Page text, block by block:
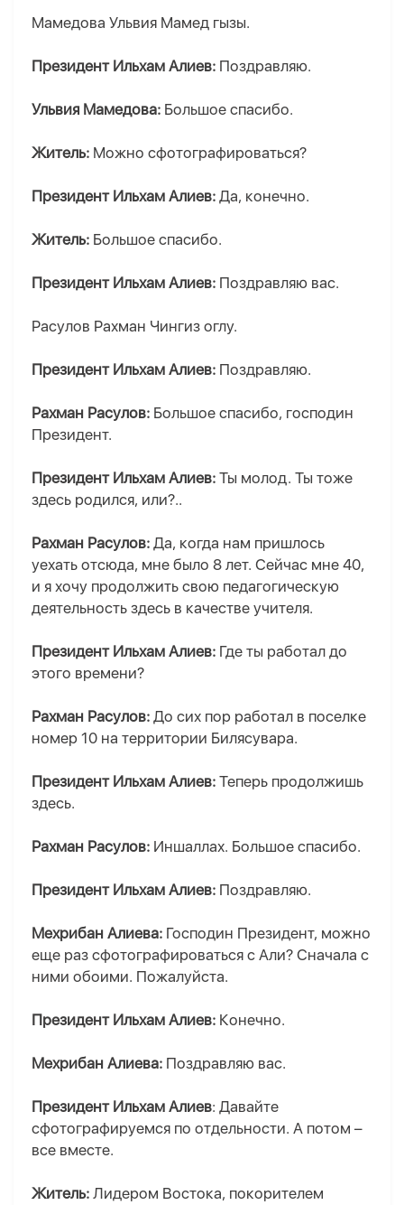
Мамедова Ульвия Мамед гызы.
Президент Ильхам Алиев: Поздравляю.
Ульвия Мамедова: Большое спасибо.
Житель: Можно сфотографироваться?
Президент Ильхам Алиев: Да, конечно.
Житель: Большое спасибо.
Президент Ильхам Алиев: Поздравляю вас.
Расулов Рахман Чингиз оглу.
Президент Ильхам Алиев: Поздравляю.
Рахман Расулов: Большое спасибо, господин
Президент.
Президент Ильхам Алиев: Ты молод. Ты тоже
здесь родился, или?..
Рахман Расулов: Да, когда нам пришлось
уехать отсюда, мне было 8 лет. Сейчас мне 40,
и я хочу продолжить свою педагогическую
деятельность здесь в качестве учителя.
Президент Ильхам Алиев: Где ты работал до
этого времени?
Рахман Расулов: До сих пор работал в поселке
номер 10 на территории Билясувара.
Президент Ильхам Алиев: Теперь продолжишь
здесь.
Рахман Расулов: Иншаллах. Большое спасибо.
Президент Ильхам Алиев: Поздравляю.
Мехрибан Алиева: Господин Президент, можно
еще раз сфотографироваться с Али? Сначала с
ними обоими. Пожалуйста.
Президент Ильхам Алиев: Конечно.
Мехрибан Алиева: Поздравляю вас.
Президент Ильхам Алиев: Давайте
сфотографируемся по отдельности. А потом –
все вместе.
Житель: Лидером Востока, покорителем